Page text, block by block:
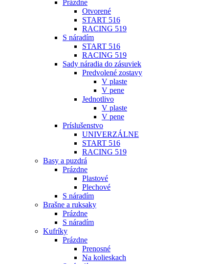
Prázdne
Otvorené
START 516
RACING 519
S náradím
START 516
RACING 519
Sady náradia do zásuviek
Predvolené zostavy
V plaste
V pene
Jednotlivo
V plaste
V pene
Príslušenstvo
UNIVERZÁLNE
START 516
RACING 519
Basy a puzdrá
Prázdne
Plastové
Plechové
S náradím
Brašne a ruksaky
Prázdne
S náradím
Kufríky
Prázdne
Prenosné
Na kolieskach